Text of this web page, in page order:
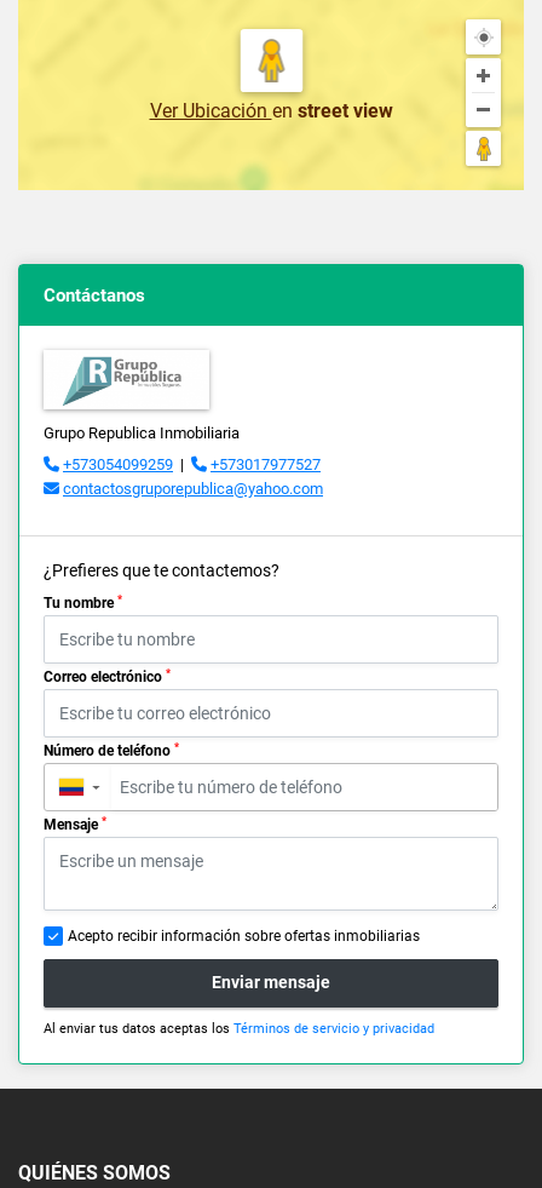
Ver Ubicación en street view
Contáctanos
Grupo Republica Inmobiliaria
+573054099259 |
+573017977527
contactosgruporepublica@yahoo.com
¿Prefieres que te contactemos?
Tu nombre *
Correo electrónico *
Número de teléfono *
▼
Mensaje *
Acepto recibir información sobre ofertas inmobiliarias
Enviar mensaje
Al enviar tus datos aceptas los Términos de servicio y privacidad
QUIÉNES SOMOS